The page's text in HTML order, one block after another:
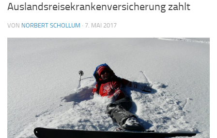
Auslandsreisekrankenversicherung zahlt
VON NORBERT SCHOLLUM · 7. MAI 2017